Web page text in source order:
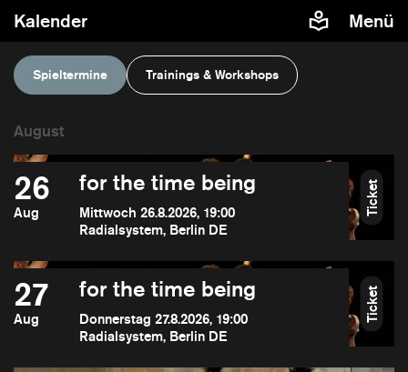
Kalender Menü
Spieltermine Trainings & Workshops
26
Aug
for the time being
Mittwoch 26.8.2026, 19:00
Radialsystem, Berlin DE
Ticket
27
Aug
for the time being
Donnerstag 27.8.2026, 19:00
Radialsystem, Berlin DE
Ticket